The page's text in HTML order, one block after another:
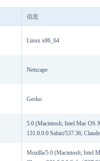
信息
Linux x86_64
Netscape
Gecko
5.0 (Macintosh; Intel Mac OS
131.0.0.0 Safari/537.36;
Mozilla/5.0 (Macintosh; Intel